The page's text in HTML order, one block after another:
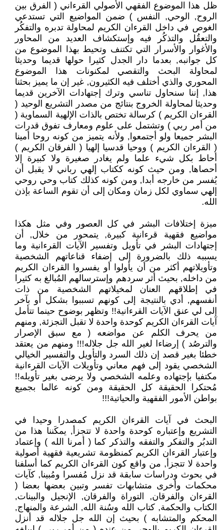
ظل هذا الموضوع الفقهي الأصولي القرءاني ( الفرق بين
الروح, الوحي, النفس ) ضمن المواضيع التي تستدعي
الغوص في داخل القرءان الكريم لمحاولة تدبره والتفكُر
والتعقُل والتذكُر فيه وإستكشاف العديد من المحاور
والأغوار والأسرار التي تكتنف وتحيط بهذا الموضوع من
كل جوانبه, بعدما دار الجدل كثيرا حولها قديما وحديثا
لمحاولة البحث والتقصي لمكنونات هذا الموضوع
المحوري والذي أختلف فيه الكثيرون, غير إن ما يميز بحثنا
هذا, إننا سنحاول تناسي وترك إجتهادات الآخرين قديما
وحديثا لمحاولة الخروج بنتائج من مصدر التشريع الوحيد (
القرءان الكريم ) كرسالة تختص بالذات الإلهية السماوية (
من أمر ربي ) وتشتمل على علوم ومعارف تفوق قدرات
البشر جميعا ولو أجتمعوا, ولأنه يتميز من كونه روحا أمينا
( القرءان الكريم ) ووحيا قدسيا إلهيا ( الفرقان الكريم )
أحاط بكل شيء علما ولم يغادر صغيرة ولا كبيرة إلا
أحصاها, ومن حيث كونه ككتاب إلهي رباني لا يقبل أن
يُفسر من خارجه أبدا, ومن كونه كذلك كتاب وحي روحي
إلهي سماوي لكل زمان ومكان إلى أن تقوم الساعة بإذن
الله.
ميزة إختلافات البشر في كل العصور وفي مثل هكذا
مواضيع فقهية قرءانية كبيرة, يتمحور من خلال, أن
إجتهادات البشر في تأويل وتفسير الآيات القرءانية وما
يسببه ذلك بالضرورة إلى إضفاء قناعاتهم الشخصية
وتأويلاتهم أكثر من أن يأولوا أو يفسروا القرءان الكريم
من داخله, بحيث أثر سردهم وإسترسالهم المُبالغ به كثيرا
في إطلاقهم العنان لمخيلاتهم الشخصية من ذات
أنفسهم, أدي بالنتيجة إلى كونهم تسببوا بشكل أو بآخر
إلى لي عنق الآيات القرءانية!! وتظهر بوضوح حينما تتأمل
آيات القرءان الكريم كوحدة واحدة لا تقبل التجزئة, ومنهم
من يحرف الكلم عن مواضعه ( مع سبق الإصرار
والترصُد ) إرضاءا لغير الله جل جلاله!!! ومنهم من يعتقد
خطئا بغير قصد إن ذلك السرد والتأويل والتفسير الخيالي
الشخصي يقود إلى فهم معاني وتأويلات الآيات القرءانية
مكتفيا بإجتهاده وعلمه الشخصي ولا يرضى بغير تأويله!!
مُحتكرا الحقيقة كل الحقيقة ومن كونه عالما بجميع
بواطن الأمور الفقهية والحياتية!!!
البحث في آيات القرءان الكريم كمصدرا وحيدا في
التشريع وإعتباره كوحدة واحدة لا تتجزأ, يمكَننا هذا من
التدبُر والتفكر والتفقه والتذكر كما ( أمرنا الله ) وإعتماد
وإعتبار القرءان الكريم كمنظومة تشريعية فقهية أصولية
واحدة لا تتجزأ, من واقع كون القرءان الكريم كما أسلفنا
في بحوث ودراسات سابقة قد نزل مُفسرا ومُبينا, كآيات
محكمات وأخرى متشابهات تفسر وتبين بعضها بعضا (
القرءان والفرقان, التوراة والفرقان, الإنجيل والبينات,
الكتاب والحكمة, كتاب الله وسُنة الله, الشرعة والمنهاج,
المحكم والمتشابه ) بحيث إن الله جل جلاله قد أنزل